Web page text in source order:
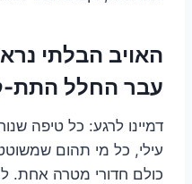
האויב הבלתי
עבר החלל התת-
דמיינו לרגע: כל טיפה
עילי, כל מי תהום
כולם חדורי מטרה אחת.